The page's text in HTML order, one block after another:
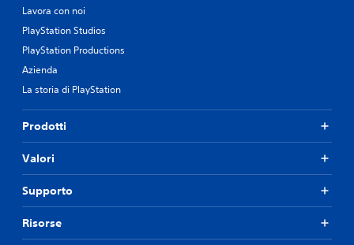
Lavora con noi
PlayStation Studios
PlayStation Productions
Azienda
La storia di PlayStation
Prodotti
Valori
Supporto
Risorse